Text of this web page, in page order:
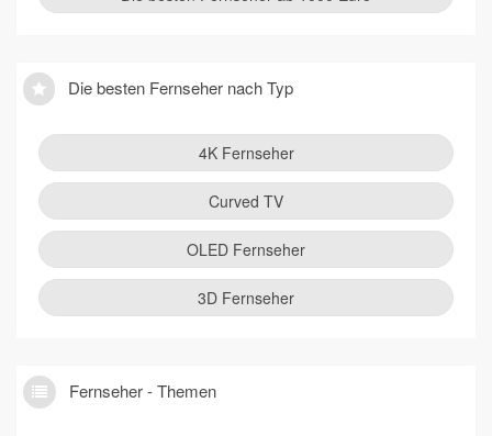
Die besten Fernseher nach Typ
4K Fernseher
Curved TV
OLED Fernseher
3D Fernseher
Fernseher - Themen